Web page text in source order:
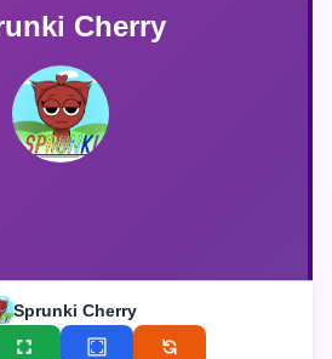
Cherry
Sprunki Cherry